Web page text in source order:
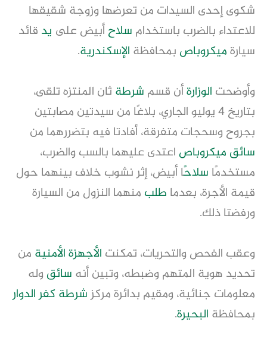
شكوى إحدى السيدات من تعرضها وزوجة شقيقها
للاعتداء بالضرب باستخدام سلاحأبيض على يد قائد
سيارةميكروباص بمحافظة الإسكندرية.
وأوضحت الوزارةأن قسم شرطة ثان المنتزه تلقى،
بتاريخ 4 يوليو الجاري، بلاغًا من سيدتين مصابتين
بجروح وسحجات متفرقة، أفادتا فيه بتضررهما من
سائق ميكروباص اعتدى عليهما بالسب والضرب،
مستخدمًا سلاحًا أبيض، إثر نشوب خلاف بينهما حول
قيمة الأجرة، بعدما طلب منهما النزول من السيارة
ورفضتا ذلك.
وعقب الفحص والتحريات، تمكنت الأجهزة الأمنية من
تحديد هوية المتهم وضبطه، وتبين أنه سائق وله
معلومات جنائية، ومقيم بدائرة مركزشرطةكفر الدوار
بمحافظة البحيرة.